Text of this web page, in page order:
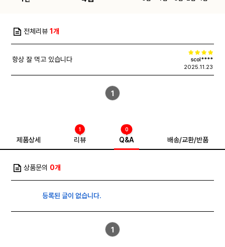
전체리뷰1개
항상 잘 먹고 있습니다
scol****
2025.11.23
1
제품상세 리뷰
1
Q&A
0
배송/교환/반품
상품문의 0개
등록된 글이 없습니다.
1